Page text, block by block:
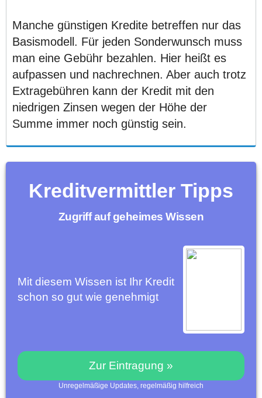
Manche günstigen Kredite betreffen nur das
Basismodell. Für jeden Sonderwunsch muss
man eine Gebühr bezahlen. Hier heißt es
aufpassen und nachrechnen. Aber auch trotz
Extragebühren kann der Kredit mit den
niedrigen Zinsen wegen der Höhe der
Summe immer noch günstig sein.
Kreditvermittler Tipps
Zugriff auf geheimes Wissen
Mit diesem Wissen ist Ihr Kredit
schon so gut wie genehmigt
Zur Eintragung »
Unregelmäßige Updates, regelmäßig hilfreich